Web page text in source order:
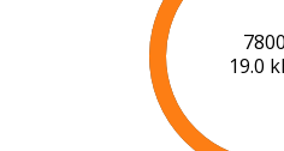
19.1